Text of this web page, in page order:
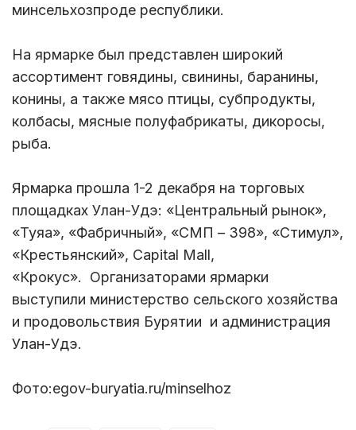
минсельхозпроде республики.
На ярмарке был представлен широкий
ассортимент говядины, свинины, баранины,
конины, а также мясо птицы, субпродукты,
колбасы, мясные полуфабрикаты, дикоросы,
рыба.
Ярмарка прошла 1-2 декабря на торговых
площадках Улан-Удэ: «Центральный рынок»,
«Туяа», «Фабричный», «СМП – 398», «Стимул»,
«Крестьянский», Capital Mall,
«Крокус». Организаторами ярмарки
выступили министерство сельского хозяйства
и продовольствия Бурятии и администрация
Улан-Удэ.
Фото:egov-buryatia.ru/minselhoz